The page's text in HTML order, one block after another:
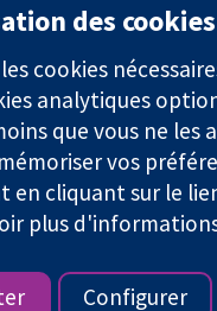
Londres
(n° 1045921) et
des cookies
cookies
analytiques
que vous ne
vos
cliquant sur le
plus
Configurer